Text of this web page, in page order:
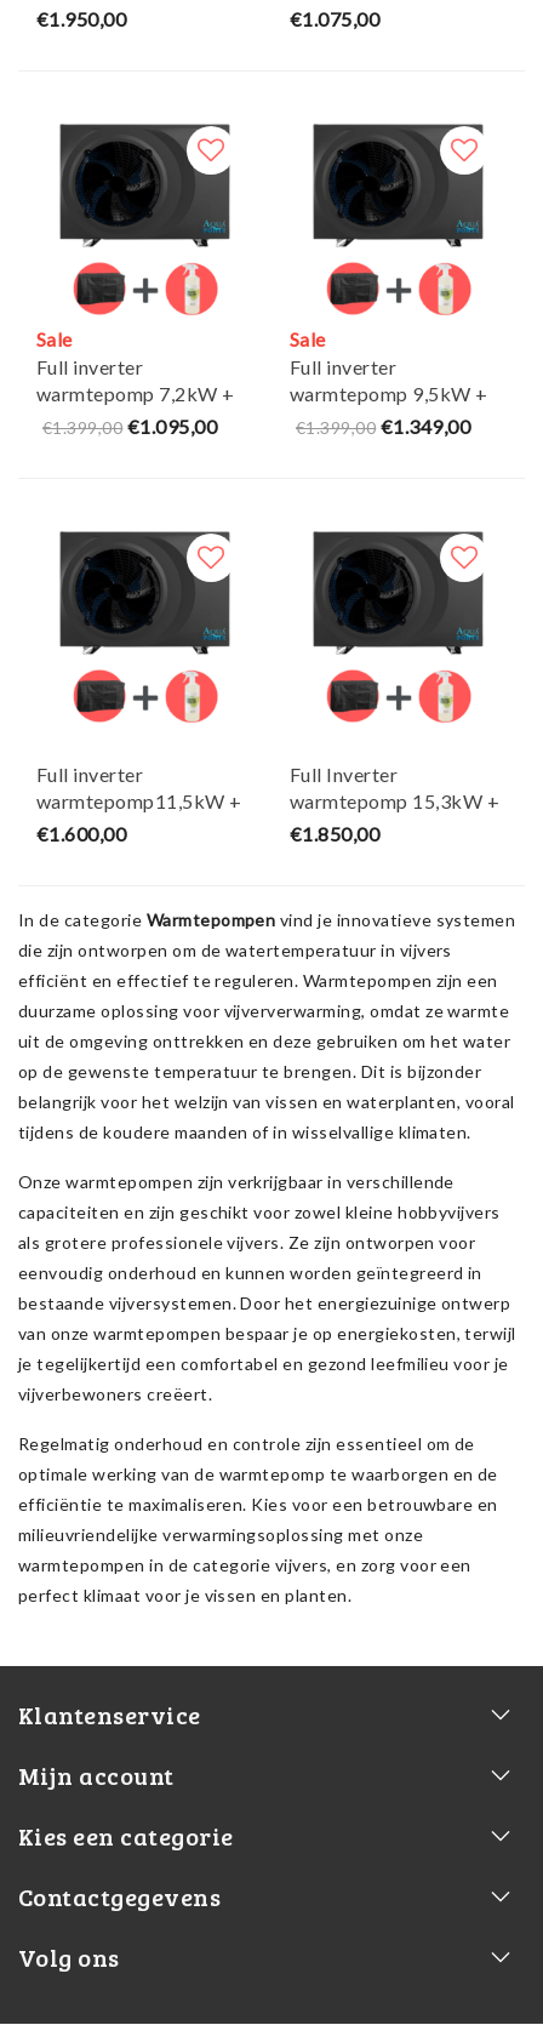
+ Gratis winterhoes &
€1.950,00
Gratis winterhoes &
€1.075,00
Sale
Full inverter
warmtepomp 7,2kW +
Gratis winterhoes &
€1.399,00 €1.095,00
Sale
Full inverter
warmtepomp 9,5kW +
Gratis winterhoes &
€1.399,00 €1.349,00
Full inverter
warmtepomp11,5kW +
Gratis winterhoes &
€1.600,00
Full Inverter
warmtepomp 15,3kW +
Gratis winterhoes &
€1.850,00
In de categorie Warmtepompen vind je innovatieve systemen
die zijn ontworpen om de watertemperatuur in vijvers
efficiënt en effectief te reguleren. Warmtepompen zijn een
duurzame oplossing voor vijververwarming, omdat ze warmte
uit de omgeving onttrekken en deze gebruiken om het water
op de gewenste temperatuur te brengen. Dit is bijzonder
belangrijk voor het welzijn van vissen en waterplanten, vooral
tijdens de koudere maanden of in wisselvallige klimaten.
Onze warmtepompen zijn verkrijgbaar in verschillende
capaciteiten en zijn geschikt voor zowel kleine hobbyvijvers
als grotere professionele vijvers. Ze zijn ontworpen voor
eenvoudig onderhoud en kunnen worden geïntegreerd in
bestaande vijversystemen. Door het energiezuinige ontwerp
van onze warmtepompen bespaar je op energiekosten, terwijl
je tegelijkertijd een comfortabel en gezond leefmilieu voor je
vijverbewoners creëert.
Regelmatig onderhoud en controle zijn essentieel om de
optimale werking van de warmtepomp te waarborgen en de
efficiëntie te maximaliseren. Kies voor een betrouwbare en
milieuvriendelijke verwarmingsoplossing met onze
warmtepompen in de categorie vijvers, en zorg voor een
perfect klimaat voor je vissen en planten.
Klantenservice
Mijn account
Kies een categorie
Contactgegevens
Volg ons